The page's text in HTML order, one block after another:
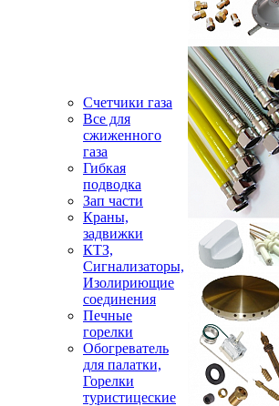
Счетчики газа
Все для
сжиженного
газа
Гибкая
подводка
Зап части
Краны,
задвижки
КТЗ,
Сигнализаторы,
Изолириющие
соединения
Печные
горелки
Обогреватель
для палатки,
Горелки
туристицеские